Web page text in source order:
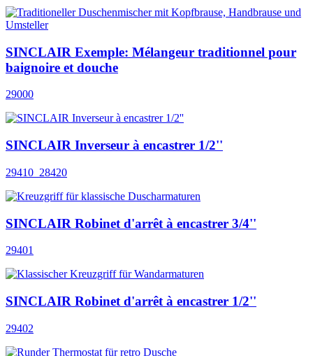
SINCLAIR Exemple: Mélangeur traditionnel pour
baignoire et douche
29000
SINCLAIR Inverseur à encastrer 1/2''
29410_28420
SINCLAIR Robinet d'arrêt à encastrer 3/4''
29401
SINCLAIR Robinet d'arrêt à encastrer 1/2''
29402